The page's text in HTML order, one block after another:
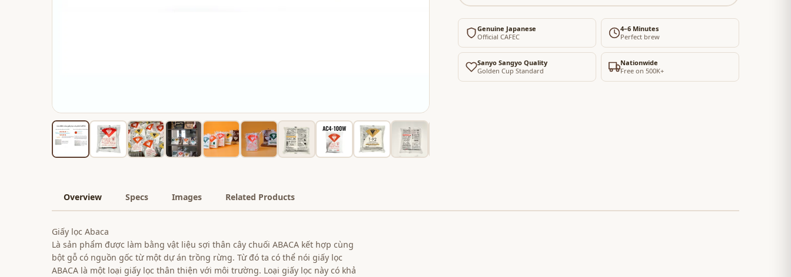
Genuine Japanese
Official CAFEC
4–6 Minutes
Perfect brew
Sanyo Sangyo Quality
Golden Cup Standard
Nationwide
Free on 500K+
Overview Specs Images Related Products
Giấy lọc Abaca
Là sản phẩm được làm bằng vật liệu sợi thân cây chuối ABACA kết hợp cùng
bột gỗ có nguồn gốc từ một dự án trồng rừng. Từ đó ta có thể nói giấy lọc
ABACA là một loại giấy lọc thân thiện với môi trường. Loại giấy lọc này có khả